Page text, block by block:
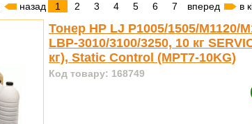
назад 1 2 3 4 5 6 7 вперед в
Тонер HP LJ P1005/1505/M1120/
LBP-3010/3100/3250, 10 кг
кг), Static Control (MPT7-10KG)
Код товару: 168749